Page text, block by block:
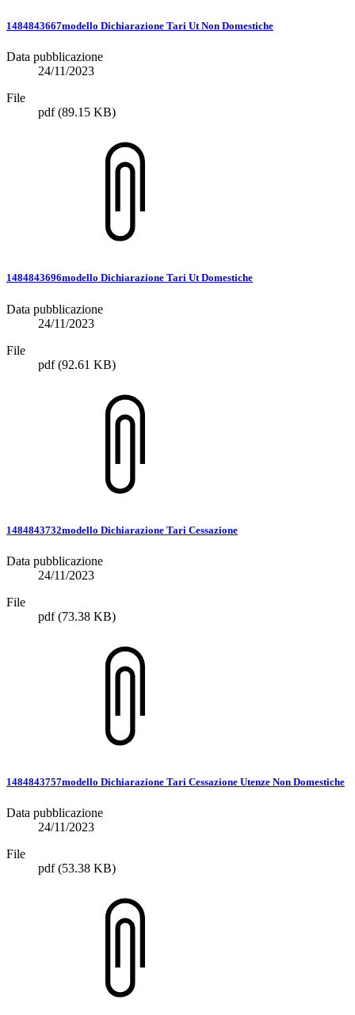
1484843667modello Dichiarazione Tari Ut Non Domestiche
Data pubblicazione
24/11/2023
File
pdf(89.15 KB)
1484843696modello Dichiarazione Tari Ut Domestiche
Data pubblicazione
24/11/2023
File
pdf(92.61 KB)
1484843732modello Dichiarazione Tari Cessazione
Data pubblicazione
24/11/2023
File
pdf(73.38 KB)
1484843757modello Dichiarazione Tari Cessazione Utenze Non Domestiche
Data pubblicazione
24/11/2023
File
pdf(53.38 KB)